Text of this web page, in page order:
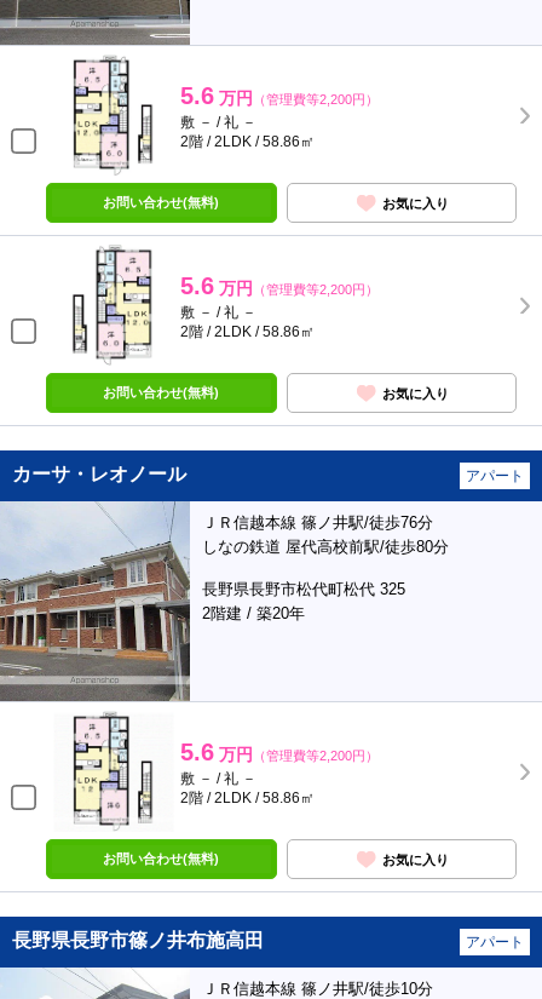
5.6 万円 （管理費等2,200円）
敷 － / 礼 －
2階 / 2LDK / 58.86㎡
お問い合わせ(無料) お気に入り
5.6 万円 （管理費等2,200円）
敷 － / 礼 －
2階 / 2LDK / 58.86㎡
お問い合わせ(無料) お気に入り
カーサ・レオノール アパート
ＪＲ信越本線 篠ノ井駅/徒歩76分
しなの鉄道 屋代高校前駅/徒歩80分
長野県長野市松代町松代 325
2階建 / 築20年
5.6 万円 （管理費等2,200円）
敷 － / 礼 －
2階 / 2LDK / 58.86㎡
お問い合わせ(無料) お気に入り
長野県長野市篠ノ井布施高田 アパート
ＪＲ信越本線 篠ノ井駅/徒歩10分